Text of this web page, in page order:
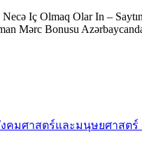
Iç Olmaq Olar In –
Mərc Bonusu
คณะสังคมศาสตร์และมนุษยศา